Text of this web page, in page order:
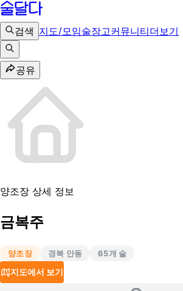
검색 지도/모임술장고커뮤니티더보기
공유
양조장 상세 정보
금복주
양조장 경북 안동 65개 술
지도에서 보기